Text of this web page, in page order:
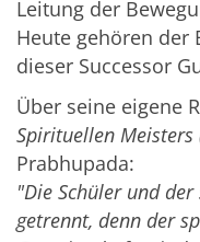
Leitung der
Heute gehören der
dieser Successor
Über seine eigene
Spirituellen Meisters
Prabhupada:
"Die Schüler und
getrennt, denn der